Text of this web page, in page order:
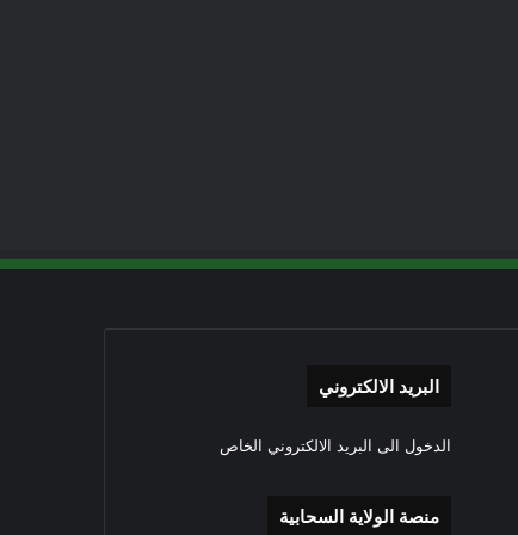
البريد الالكتروني
الدخول الى البريد الالكتروني الخاص
منصة الولاية السحابية